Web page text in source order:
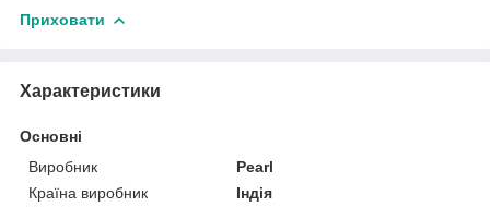
Приховати
Характеристики
Основні
Виробник
Pearl
Країна виробник
Індія